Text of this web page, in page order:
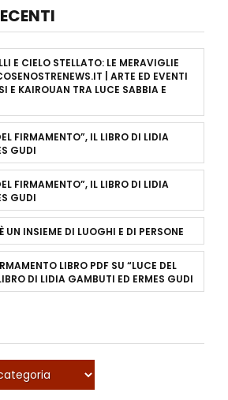
E CIELO STELLATO: LE MERAVIGLIE
| ARTE ED EVENTI
E KAIROUAN TRA LUCE SABBIA E
FIRMAMENTO”, IL LIBRO DI LIDIA
GUDI
FIRMAMENTO”, IL LIBRO DI LIDIA
GUDI
UN INSIEME DI LUOGHI E DI PERSONE
LIBRO PDF SU “LUCE DEL
DI LIDIA GAMBUTI ED ERMES GUDI